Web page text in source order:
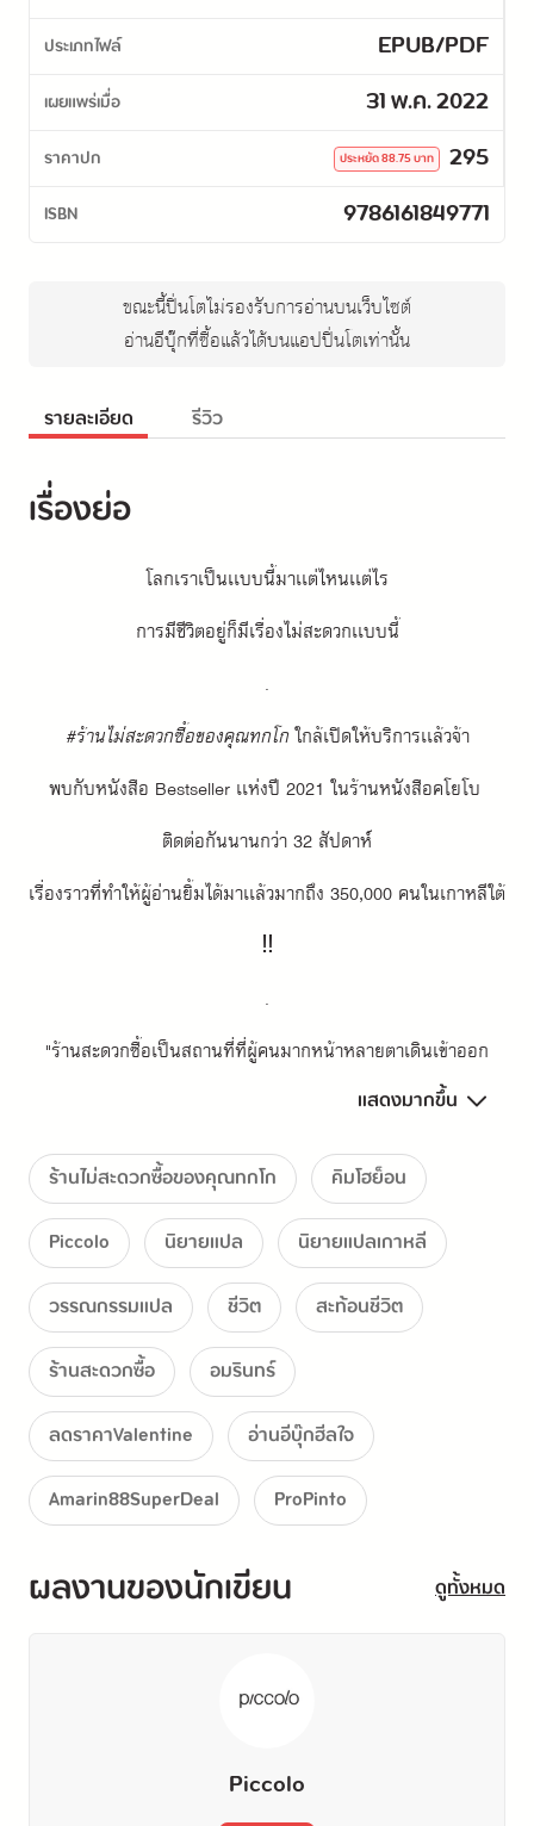
ประเภทไฟล์ EPUB/PDF
เผยแพร่เมื่อ 31 พ.ค. 2022
ราคาปก 295
ประหยัด88.75บาท
ISBN 9786161849771
ขณะนี้ปิ่นโตไม่รองรับการอ่านบนเว็บไซต์
อ่านอีบุ๊กที่ซื้อแล้วได้บนแอปปิ่นโตเท่านั้น
รายละเอียด รีวิว
เรื่องย่อ
โลกเราเป็นเเบบนี้มาเเต่ไหนเเต่ไร
การมีชีวิตอยู่ก็มีเรื่องไม่สะดวกเเบบนี้
.
#ร้านไม่สะดวกซื้อของคุณทกโก ใกล้เปิดให้บริการเเล้วจ้า
พบกับหนังสือ Bestseller เเห่งปี 2021 ในร้านหนังสือคโยโบ
ติดต่อกันนานกว่า 32 สัปดาห์
เรื่องราวที่ทำให้ผู้อ่านยิ้มได้มาเเล้วมากถึง 350,000 คนในเกาหลีใต้
‼
.
"ร้านสะดวกซื้อเป็นสถานที่ที่ผู้คนมากหน้าหลายตาเดินเข้าออก
มันคือสถานที่ที่ทุกคน ไม่ว่าลูกค้าหรือพนักงานจะหยุดชั่วครู่ก่อนจะ
เดินต่อไป
เป็นดังปั๊มน้ำมันที่เเวะมาเพื่อเติมให้เต็ม ที่นี่...ผมไม่ได้เเค่มาเติม
น้ำมันเท่านั้น
เเต่มาซ่อมรถด้วย เมื่อซ่อมเสร็จเเล้วก็ต้องเดินทางต่อ"
.
ออลเวย์ส ร้านสะดวกซื้อเล็กๆ ในแขวงช็องพา ย่านที่ซึ่งที่ดินไม่แพง
เท่าคังนัมหรืออับกูจอง
แถมคนที่อาศัยส่วนใหญ่ก็เป็นผู้สูงอายุ ไม่ก็นักศึกษาที่อาศัยอยู่ใน
หอพัก
กลางคืน
แสดงมากขึ้น
ร้านไม่สะดวกซื้อของคุณทกโก
คิมโฮย็อน
Piccolo
นิยายแปล
นิยายแปลเกาหลี
วรรณกรรมแปล
ชีวิต
สะท้อนชีวิต
ร้านสะดวกซื้อ
อมรินทร์
ลดราคาValentine
อ่านอีบุ๊กฮีลใจ
Amarin88SuperDeal
ProPinto
ผลงานของนักเขียน ดูทั้งหมด
Piccolo